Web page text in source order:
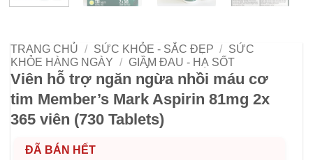
TRANG CHỦ / SỨC KHỎE - SẮC ĐẸP / SỨC
KHỎE HÀNG NGÀY / GIẦ̡M ĐAU - HẠ SỐT
Viên hỗ trợ ngăn ngừa nhồi máu cơ
tim Member’s Mark Aspirin 81mg 2x
365 viên (730 Tablets)
ĐÃ BÁN HẾT